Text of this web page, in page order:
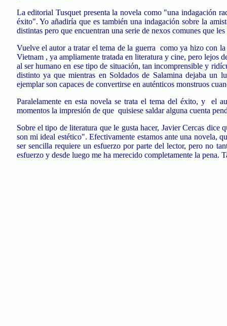
La editorial Tusquetpresenta la novela como "una indagación
éxito". Yo añadiría que es también una indagación sobre la
distintas pero que encuentran una serie de nexos comunes que
Vuelve el autor a tratar el tema de la guerra como ya hizo con
Vietnam , ya ampliamente tratada en literatura y cine, pero lejos
al ser humano en ese tipo de situación, tan incomprensible y
distinto ya que mientras en Soldados de Salamina dejaba un
ejemplar son capaces de convertirse en auténticos monstruos
Paralelamente en esta novela se trata el tema del éxito, y
el
momentos la impresión de que quisiese saldar alguna cuenta
Sobre el tipo de literatura que le gusta hacer, Javier Cercas dice
son mi ideal estético". Efectivamente estamos ante una novela,
ser sencilla requiere un esfuerzo por parte del lector, pero no
esfuerzo y desde luego me ha merecido completamente la pena.